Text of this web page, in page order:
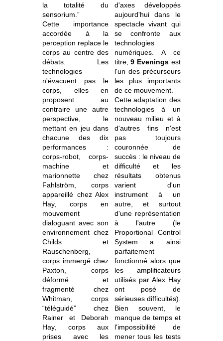
la totalité du
sensorium.”
Cette importance
accordée à la
perception replace le
corps au centre des
débats. Les
technologies
n'évacuent pas le
corps, elles en
proposent au
contraire une autre
perspective, le
mettant en jeu dans
chacune des dix
performances :
corps-robot, corps-
machine et
marionnette chez
Fahlström, corps
appareillé chez Alex
Hay, corps en
mouvement
dialoguant avec son
environnement chez
Childs et
Rauschenberg,
corps immergé chez
Paxton, corps
déformé et
fragmenté chez
Whitman, corps
“téléguidé” chez
Rainer et Deborah
Hay, corps aux
prises avec les
d'axes développés
aujourd'hui dans le
spectacle vivant qui
se confronte aux
technologies
numériques. A ce
titre,9 Evenings est
l'un des précurseurs
les plus importants
de ce mouvement.
Cette adaptation des
technologies à un
nouveau milieu et à
d'autres fins n'est
pas toujours
couronnée de
succès : le niveau de
difficulté et les
résultats obtenus
varient d'un
instrument à un
autre, et surtout
d'une représentation
à l'autre (le
Proportional Control
System a ainsi
parfaitement
fonctionné alors que
les amplificateurs
utilisés par Alex Hay
ont posé de
sérieuses difficultés).
Bien souvent, le
manque de temps et
l'impossibilité de
mener tous les tests